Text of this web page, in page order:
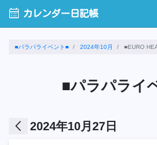
calendar_month カレンダー日記帳
■パラパライベント■ 2024年10月 ■EURO
■パラパライ
arrow_back_ios 2024年10月27日